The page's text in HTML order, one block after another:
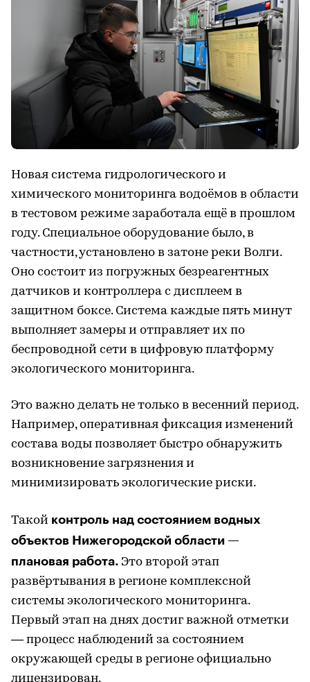
Новая система гидрологического и
химического мониторинга водоёмов в области
в тестовом режиме заработала ещё в прошлом
году. Специальное оборудование было, в
частности, установлено в затоне реки Волги.
Оно состоит из погружных безреагентных
датчиков и контроллера с дисплеем в
защитном боксе. Система каждые пять минут
выполняет замеры и отправляет их по
беспроводной сети в цифровую платформу
экологического мониторинга.
Это важно делать не только в весенний период.
Например, оперативная фиксация изменений
состава воды позволяет быстро обнаружить
возникновение загрязнения и
минимизировать экологические риски.
Такой контроль над состоянием водных
объектов Нижегородской области —
плановая работа. Это второй этап
развёртывания в регионе комплексной
системы экологического мониторинга.
Первый этап на днях достиг важной отметки
— процесс наблюдений за состоянием
окружающей среды в регионе официально
лицензирован.